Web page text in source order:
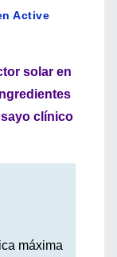
Active
solar en
clínico
máxima